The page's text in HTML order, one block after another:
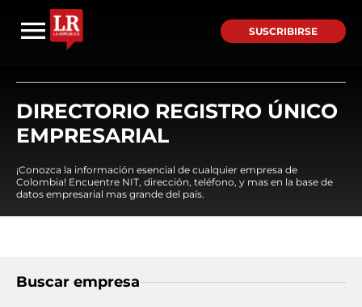
SUSCRIBIRSE
DIRECTORIO REGISTRO ÚNICO
EMPRESARIAL
¡Conozca la información esencial de cualquier empresa de
Colombia! Encuentre NIT, dirección, teléfono, y mas en la base de
datos empresarial mas grande del país.
Buscar empresa